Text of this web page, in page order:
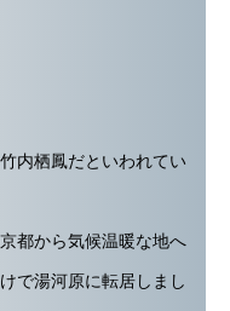
内栖鳳だといわれてい
都から気候温暖な地へ
で湯河原に転居しまし